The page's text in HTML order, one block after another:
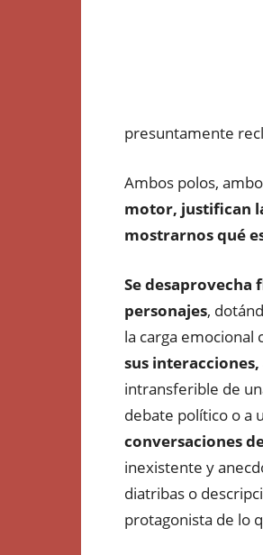
presuntamente
Ambos polos,
motor, justifican
mostrarnos qué
Se
personajes,
la carga emocional
sus
intransferible de
debate político o a
conversaciones
inexistente y
diatribas o
protagonista de lo